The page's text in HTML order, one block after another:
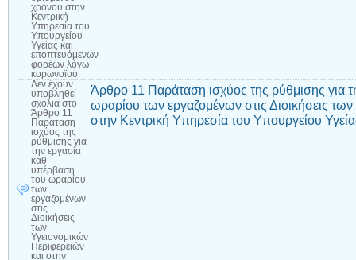
χρόνου στην
Κεντρική
Υπηρεσία του
Υπουργείου
Υγείας και
εποπτευόμενων
φορέων λόγω
κορωνοϊού
Δεν έχουν
υποβληθεί
σχόλια στο
Άρθρο 11
Παράταση
ισχύος της
ρύθμισης για
την εργασία
καθ’
υπέρβαση
του ωραρίου
των
εργαζομένων
στις
Διοικήσεις
των
Υγειονομικών
Περιφερειών
και στην
Άρθρο 11 Παράταση ισχύος της ρύθμισης για
ωραρίου των εργαζομένων στις Διοικήσεις
στην Κεντρική Υπηρεσία του Υπουργείου